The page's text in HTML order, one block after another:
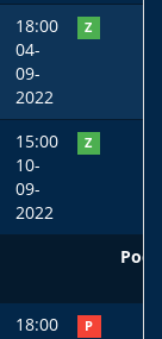
18:00
04-
09-
2022
Z
15:00
10-
09-
2022
Z
18:00
P